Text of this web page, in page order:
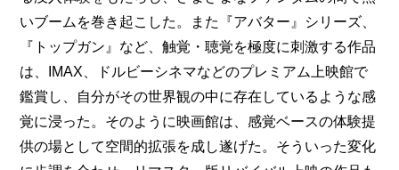
いブームを巻き起こした。また『アバター』シリーズ、
『トップガン』など、触覚・聴覚を極度に刺激する作品
は、IMAX、ドルビーシネマなどのプレミアム上映館で
鑑賞し、自分がその世界観の中に存在しているような感
覚に浸った。そのように映画館は、感覚ベースの体験提
供の場として空間的拡張を成し遂げた。そういった変化